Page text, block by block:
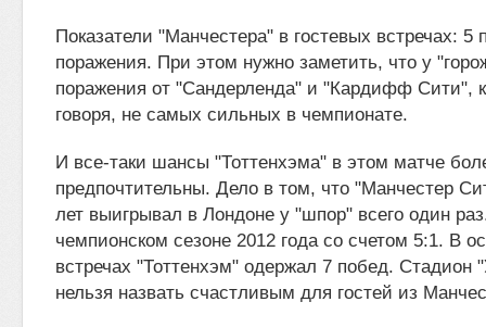
Показатели "Манчестера" в гостевых встречах: 5
поражения. При этом нужно заметить, что у
поражения от "Сандерленда" и "Кардифф Сити",
говоря, не самых сильных в чемпионате.
И все-таки шансы "Тоттенхэма" в этом матче
предпочтительны. Дело в том, что "Манчестер
лет выигрывал в Лондоне у "шпор" всего один
чемпионском сезоне 2012 года со счетом 5:1. В
встречах "Тоттенхэм" одержал 7 побед. Стадион
нельзя назвать счастливым для гостей из